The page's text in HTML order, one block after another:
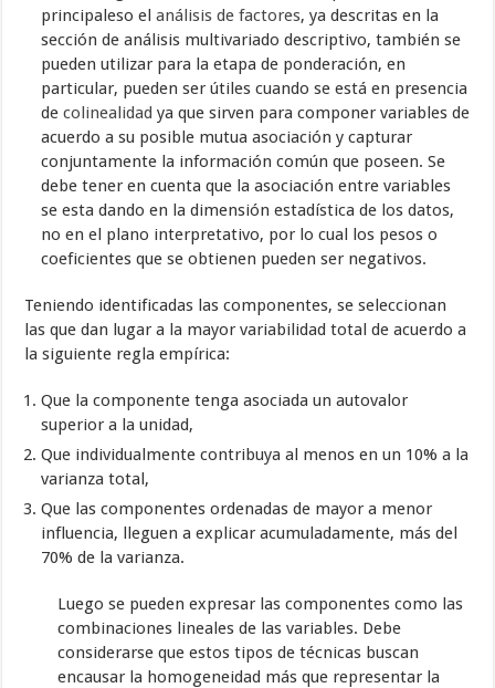
principaleso elanálisis de factores, ya descritas en la
sección de análisis multivariado descriptivo, también se
pueden utilizar para la etapa de ponderación, en
particular, pueden ser útiles cuando se está en presencia
decolinealidad ya que sirven para componer variables de
acuerdo a su posible mutua asociación y capturar
conjuntamente la información común que poseen. Se
debe tener en cuenta que la asociación entre variables
se esta dando en la dimensión estadística de los datos,
no en el plano interpretativo, por lo cual los pesos o
coeficientes que se obtienen pueden ser negativos.
Teniendo identificadas las componentes, se seleccionan
las que dan lugar a la mayor variabilidad total de acuerdo a
la siguiente regla empírica:
Que la componente tenga asociada un autovalor
superior a la unidad,
Que individualmente contribuya al menos en un 10% a la
varianza total,
Que las componentes ordenadas de mayor a menor
influencia, lleguen a explicar acumuladamente, más del
70% de la varianza.
Luego se pueden expresar las componentes como las
combinaciones lineales de las variables. Debe
considerarse que estos tipos de técnicas buscan
encausar la homogeneidad más que representar la